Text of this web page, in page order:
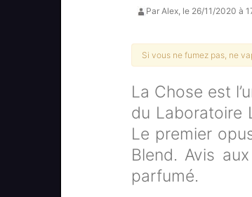
Par Alex, le 26/11/2020 à
Si vous ne fumez pas, ne
La Chose est
du Laboratoire
Le premier
Blend. Avis
parfumé.